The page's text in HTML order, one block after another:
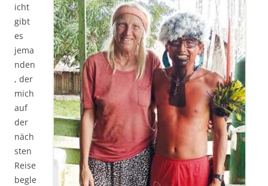
icht
gibt
es
jema
nden
, der
mich
auf
der
näch
sten
Reise
begle